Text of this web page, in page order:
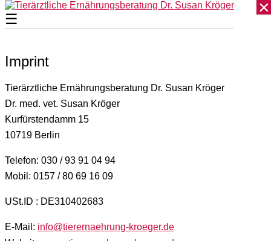
Skip to content
☰
Imprint
Tierärztliche Ernährungsberatung Dr. Susan Kröger
Dr. med. vet. Susan Kröger
Kurfürstendamm 15
10719 Berlin
Telefon: 030 / 93 91 04 94
Mobil: 0157 / 80 69 16 09
USt.ID : DE310402683
E-Mail: info@tierernaehrung-kroeger.de
×